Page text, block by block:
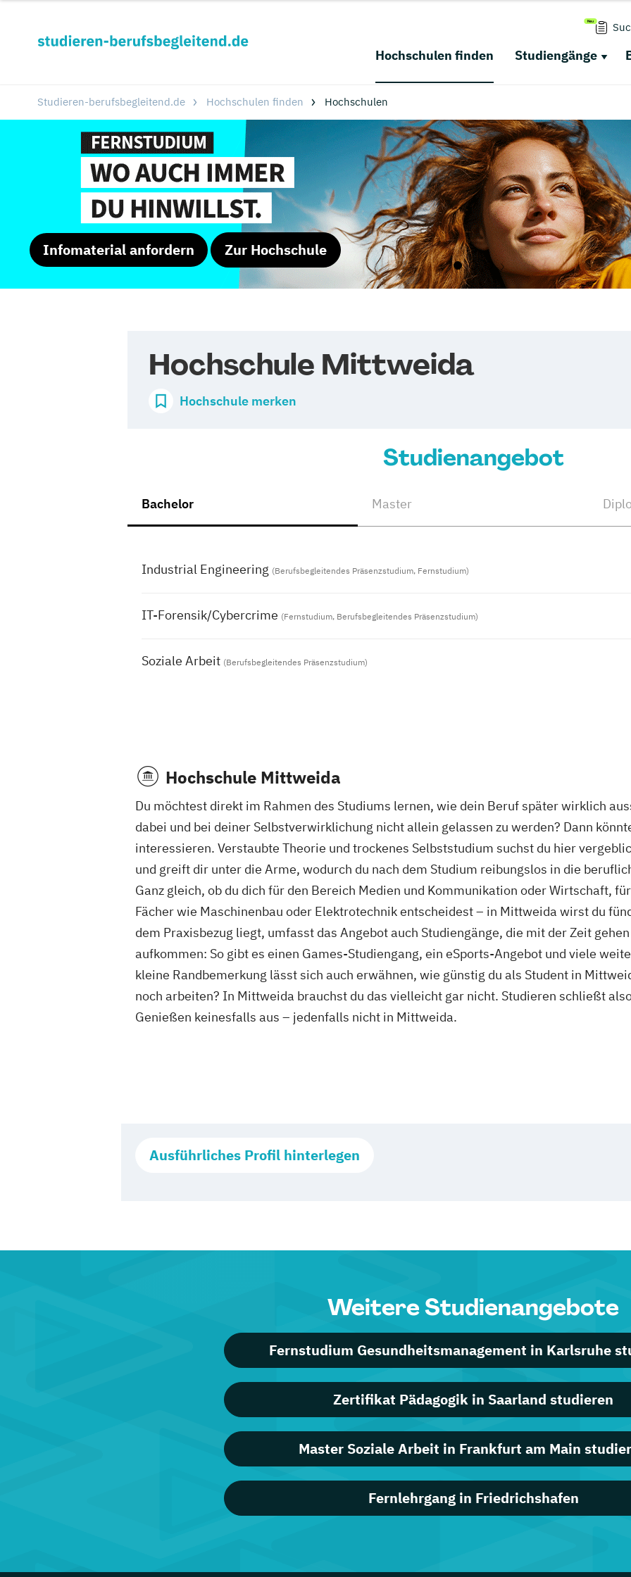
Hochschulen finden Studiengänge
Studieren-berufsbegleitend.de Hochschulen finden Hochschulen
Infomaterial anfordern Zur Hochschule
Hochschule Mittweida
Hochschule merken
Studienangebot
Bachelor Master
Industrial Engineering (Berufsbegleitendes Präsenzstudium, Fernstudium)
IT-Forensik/Cybercrime (Fernstudium, Berufsbegleitendes Präsenzstudium)
Soziale Arbeit (Berufsbegleitendes Präsenzstudium)
Hochschule Mittweida
Du möchtest direkt im Rahmen des Studiums lernen, wie dein Beruf später wirklich
dabei und bei deiner Selbstverwirklichung nicht allein gelassen zu werden? Dann
interessieren. Verstaubte Theorie und trockenes Selbststudium suchst du hier
und greift dir unter die Arme, wodurch du nach dem Studium reibungslos in die
Ganz gleich, ob du dich für den Bereich Medien und Kommunikation oder Wirtschaft,
Fächer wie Maschinenbau oder Elektrotechnik entscheidest – in Mittweida wirst du
dem Praxisbezug liegt, umfasst das Angebot auch Studiengänge, die mit der Zeit
aufkommen: So gibt es einen Games-Studiengang, ein eSports-Angebot und viele
kleine Randbemerkung lässt sich auch erwähnen, wie günstig du als Student in
noch arbeiten? In Mittweida brauchst du das vielleicht gar nicht. Studieren schließt
Genießen keinesfalls aus – jedenfalls nicht in Mittweida.
Ausführliches Profil hinterlegen
Weitere Studienangebote
Fernstudium Gesundheitsmanagement in Karlsruhe
Zertifikat Pädagogik in Saarland studieren
Master Soziale Arbeit in Frankfurt am Main
Fernlehrgang in Friedrichshafen